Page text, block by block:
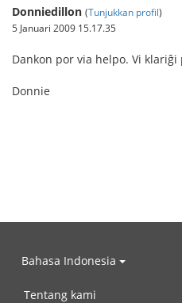
Donniedillon (Tunjukkan profil)
5 Januari 2009 15.17.35
Dankon por via helpo. Vi klariĝi
Donnie
Bahasa Indonesia
Tentang kami